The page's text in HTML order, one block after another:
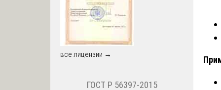
все лицензии →
ГОСТ Р 56397-2015